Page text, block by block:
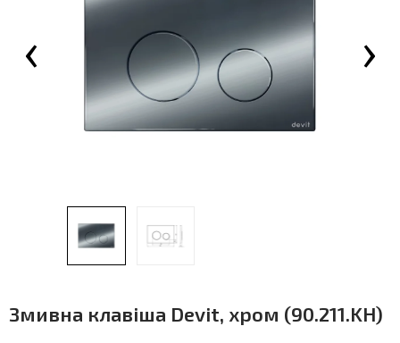
‹ ›
Змивна клавіша Devit, хром (90.211.KH)